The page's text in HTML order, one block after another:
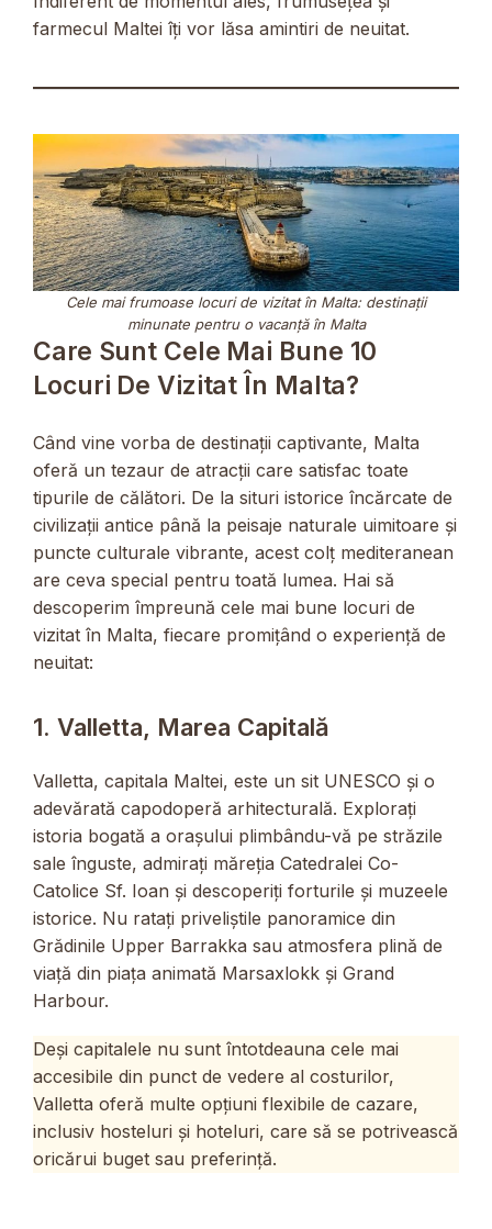
farmecul Maltei îți vor lăsa amintiri de neuitat.
Cele mai frumoase locuri de vizitat în Malta: destinații
minunate pentru o vacanță în Malta
Care Sunt Cele Mai Bune 10
Locuri De Vizitat În Malta?
Când vine vorba de destinații captivante, Malta
oferă un tezaur de atracții care satisfac toate
tipurile de călători. De la situri istorice încărcate de
civilizații antice până la peisaje naturale uimitoare și
puncte culturale vibrante, acest colț mediteranean
are ceva special pentru toată lumea. Hai să
descoperim împreună cele mai bune locuri de
vizitat în Malta, fiecare promițând o experiență de
neuitat:
1. Valletta, Marea Capitală
Valletta, capitala Maltei, este un sit UNESCO și o
adevărată capodoperă arhitecturală. Explorați
istoria bogată a orașului plimbându-vă pe străzile
sale înguste, admirați măreția Catedralei Co-
Catolice Sf. Ioan și descoperiți forturile și muzeele
istorice. Nu ratați priveliștile panoramice din
Grădinile Upper Barrakka sau atmosfera plină de
viață din piața animată Marsaxlokk și Grand
Harbour.
Deși capitalele nu sunt întotdeauna cele mai
accesibile din punct de vedere al costurilor,
Valletta oferă multe opțiuni flexibile de cazare,
inclusiv hosteluri și hoteluri, care să se potrivească
oricărui buget sau preferință.